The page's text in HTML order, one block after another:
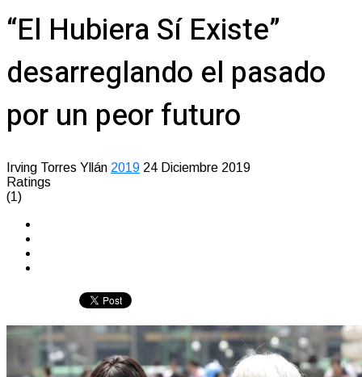
“El Hubiera Sí Existe”
desarreglando el pasado
por un peor futuro
Irving Torres Yllán 2019 24 Diciembre 2019
Ratings
(1)